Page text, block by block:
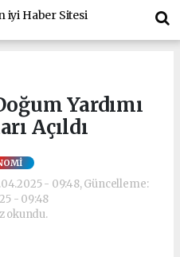
Yardımı
Açıldı
- 09:48, Güncelleme:
- 09:48
okundu.